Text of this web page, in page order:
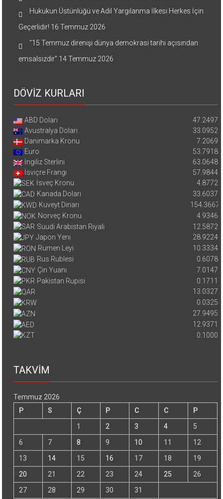
Hukukun Üstünlüğü ve Adil Yargılanma İlkesi Herkes İçin
Geçerlidir! 16 Temmuz 2026
“15 Temmuz direnişi dünya demokrasi tarihi açısından
emsalsizdir” 14 Temmuz 2026
DÖVİZ KURLARI
ABD Doları
47.2497
Avustralya Doları
33.0952
Danimarka Kronu
7.2069
Euro
53.7918
İngiliz Sterlini
63.0648
İsviçre Frangı
57.9844
İsveç Kronu
4.8772
Kanada Doları
33.6037
Kuveyt Dinarı
154.3667
Norveç Kronu
4.9346
Suudi Arabistan Riyali
12.5872
Japon Yeni
28.9224
Rumen Leyi
10.3334
Rus Rublesi
0.6078
Çin Yuanı
7.0147
Pakistan Rupisi
0.1711
13.0327
0.0325
27.9495
12.9371
0.1000
TAKVİM
Temmuz 2026
P
S Ç P C C
P
1
2 3 4
5
6
7 8 9 10 11
12
13
14 15 16 17 18
19
20
21 22 23 24 25
26
27
28 29 30 31